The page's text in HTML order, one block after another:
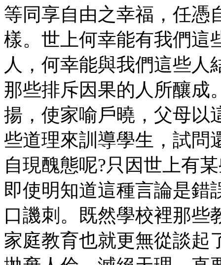
等同享自由之幸福，任憑
樣。世上何幸能有我們這
人，何幸能與我們這些人
那些排斥因果的人所釀成
揚，使家喻戶曉，父母以
些道理來訓導學生，試問
自現醜態呢?只因世上有
即使明知道這種言論是錯
口譏刺。既然學校裡那些
家庭教育也就更無從談起